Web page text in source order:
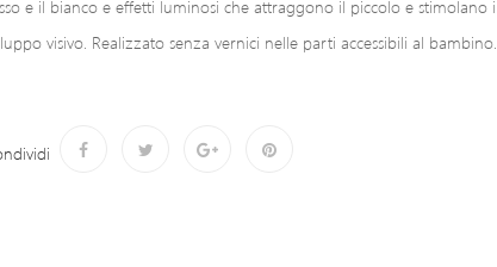
e il bianco e effetti luminosi che attraggono il piccolo e stimolano
visivo. Realizzato senza vernici nelle parti accessibili al bambino.